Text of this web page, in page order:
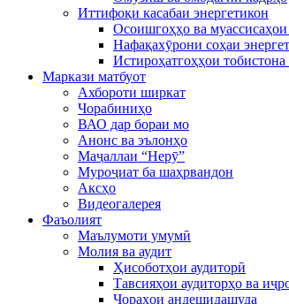
Иттифоқи касабаи энергетикон
Осоишгоҳҳо ва
Нафақахӯрони соҳаи
Истироҳатгоҳҳои
Маркази матбуот
Ахбороти ширкат
Чорабиниҳо
ВАО дар бораи мо
Анонс ва эълонҳо
Маҷаллаи “Нерӯ”
Муроҷиат ба шаҳрвандон
Аксҳо
Видеогалерея
Фаъолият
Маълумоти умумӣ
Молия ва аудит
Ҳисоботҳои аудиторӣ
Тавсияҳои аудиторҳо ва
Чораҳои андешидашуда